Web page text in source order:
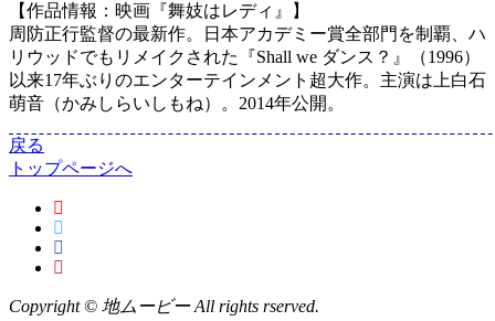
【作品情報：映画『舞妓はレディ』】
周防正行監督の最新作。日本アカデミー賞全部門を制覇、ハ
リウッドでもリメイクされた『Shall we ダンス？』（1996）
以来17年ぶりのエンターテインメント超大作。主演は上白石
萌音（かみしらいしもね）。2014年公開。
戻る
トップページへ
Copyright © 地ムービー All rights rserved.